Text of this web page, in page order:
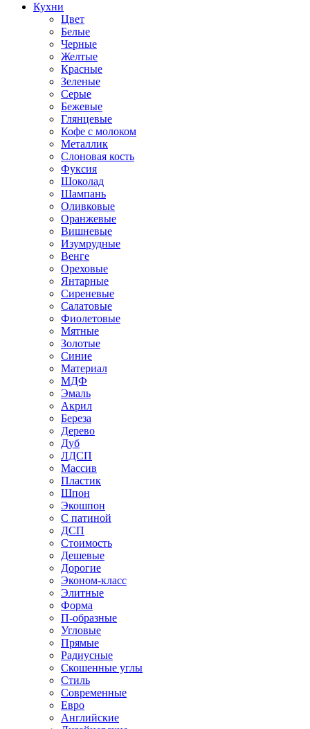
Кухни
Цвет
Белые
Черные
Желтые
Красные
Зеленые
Серые
Бежевые
Глянцевые
Кофе с молоком
Металлик
Слоновая кость
Фуксия
Шоколад
Шампань
Оливковые
Оранжевые
Вишневые
Изумрудные
Венге
Ореховые
Янтарные
Сиреневые
Салатовые
Фиолетовые
Мятные
Золотые
Синие
Материал
МДФ
Эмаль
Акрил
Береза
Дерево
Дуб
ЛДСП
Массив
Пластик
Шпон
Экошпон
С патиной
ДСП
Стоимость
Дешевые
Дорогие
Эконом-класс
Элитные
Форма
П-образные
Угловые
Прямые
Радиусные
Скошенные углы
Стиль
Современные
Евро
Английские